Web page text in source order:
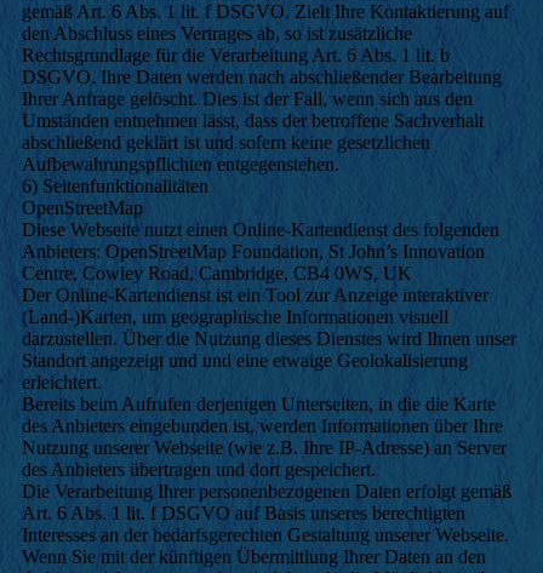
gemäß Art. 6 Abs. 1 lit. f DSGVO. Zielt Ihre Kontaktierung auf
den Abschluss eines Vertrages ab, so ist zusätzliche
Rechtsgrundlage für die Verarbeitung Art. 6 Abs. 1 lit. b
DSGVO. Ihre Daten werden nach abschließender Bearbeitung
Ihrer Anfrage gelöscht. Dies ist der Fall, wenn sich aus den
Umständen entnehmen lässt, dass der betroffene Sachverhalt
abschließend geklärt ist und sofern keine gesetzlichen
Aufbewahrungspflichten entgegenstehen.
6) Seitenfunktionalitäten
OpenStreetMap
Diese Webseite nutzt einen Online-Kartendienst des folgenden
Anbieters: OpenStreetMap Foundation, St John’s Innovation
Centre, Cowley Road, Cambridge, CB4 0WS, UK
Der Online-Kartendienst ist ein Tool zur Anzeige interaktiver
(Land-)Karten, um geographische Informationen visuell
darzustellen. Über die Nutzung dieses Dienstes wird Ihnen unser
Standort angezeigt und und eine etwaige Geolokalisierung
erleichtert.
Bereits beim Aufrufen derjenigen Unterseiten, in die die Karte
des Anbieters eingebunden ist, werden Informationen über Ihre
Nutzung unserer Webseite (wie z.B. Ihre IP-Adresse) an Server
des Anbieters übertragen und dort gespeichert.
Die Verarbeitung Ihrer personenbezogenen Daten erfolgt gemäß
Art. 6 Abs. 1 lit. f DSGVO auf Basis unseres berechtigten
Interesses an der bedarfsgerechten Gestaltung unserer Webseite.
Wenn Sie mit der künftigen Übermittlung Ihrer Daten an den